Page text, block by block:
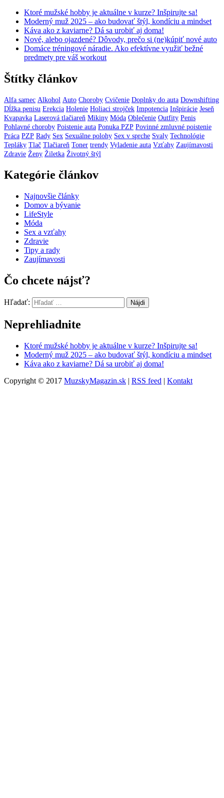
Ktoré mužské hobby je aktuálne v kurze? Inšpirujte sa!
Moderný muž 2025 – ako budovať štýl, kondíciu a mindset
Káva ako z kaviarne? Dá sa urobiť aj doma!
Nové, alebo ojazdené? Dôvody, prečo si (ne)kúpiť nové auto
Domáce tréningové náradie. Ako efektívne využiť bežné
predmety pre váš workout
Štítky článkov
Alfa samec Alkohol Auto Choroby Cvičenie Doplnky do auta Downshifting
Dĺžka penisu Erekcia Holenie Holiaci strojček Impotencia Inšpirácie Jeseň
Kvapavka Laserová tlačiareň Mikiny Móda Oblečenie Outfity Penis
Pohlavné choroby Poistenie auta Ponuka PZP Povinné zmluvné poistenie
Práca PZP Rady Sex Sexuálne polohy Sex v sprche Svaly Technológie
Tepláky Tlač Tlačiareň Toner trendy Vyladenie auta Vzťahy Zaujímavosti
Zdravie Ženy Žiletka Životný štýl
Kategórie článkov
Najnovšie články
Domov a bývanie
LifeStyle
Móda
Sex a vzťahy
Zdravie
Tipy a rady
Zaujímavosti
Čo chcete nájsť?
Hľadať:
Neprehliadnite
Ktoré mužské hobby je aktuálne v kurze? Inšpirujte sa!
Moderný muž 2025 – ako budovať štýl, kondíciu a mindset
Káva ako z kaviarne? Dá sa urobiť aj doma!
Copyright © 2017 MuzskyMagazin.sk | RSS feed | Kontakt